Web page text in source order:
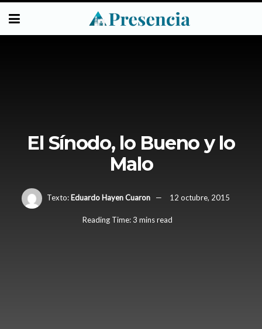
El Sínodo, lo Bueno y lo
Malo
Texto: Eduardo Hayen Cuaron 12 octubre, 2015
Reading Time: 3 mins read